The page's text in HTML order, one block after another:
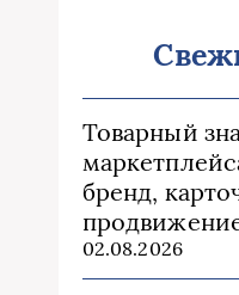
Товарный
бренд,
02.08.2026